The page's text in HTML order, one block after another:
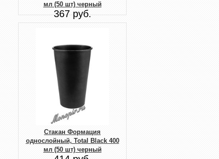
мл (50 шт) черный
367 руб.
Стакан Формация
однослойный, Total Black 400
мл (50 шт) черный